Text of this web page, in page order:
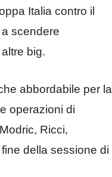
Italia contro il
scendere
big.
abbordabile per la
operazioni di
Ricci,
della sessione di